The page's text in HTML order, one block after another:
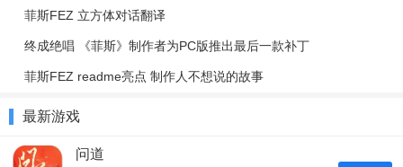
菲斯FEZ 立方体对话翻译
终成绝唱 《菲斯》制作者为PC版推出最后一款补丁
菲斯FEZ readme亮点 制作人不想说的故事
最新游戏
问道